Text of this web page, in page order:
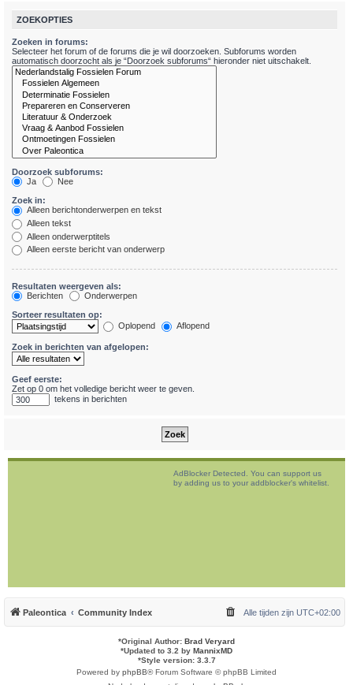
ZOEKOPTIES
Zoeken in forums:
Selecteer het forum of de forums die je wil doorzoeken. Subforums worden
automatisch doorzocht als je “Doorzoek subforums“ hieronder niet uitschakelt.
Doorzoek subforums:
Ja
Nee
Zoek in:
Alleen berichtonderwerpen en tekst
Alleen tekst
Alleen onderwerptitels
Alleen eerste bericht van onderwerp
Resultaten weergeven als:
Berichten
Onderwerpen
Sorteer resultaten op:
Oplopend
Aflopend
Zoek in berichten van afgelopen:
Geef eerste:
Zet op 0 om het volledige bericht weer te geven.
tekens in berichten
AdBlocker Detected. You can support us
by adding us to your addblocker's whitelist.
Paleontica Community Index Alle tijden zijn UTC+02:00
*Original Author: Brad Veryard
*Updated to 3.2 by MannixMD
*Style version: 3.3.7
Powered by phpBB® Forum Software © phpBB Limited